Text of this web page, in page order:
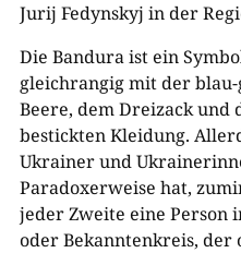
Jurij Fedynskyj in der
Die Bandura ist ein
gleichrangig mit der
Beere, dem Dreizack
bestickten Kleidung.
Ukrainer und
Paradoxerweise hat,
jeder Zweite eine Person
oder Bekanntenkreis, der